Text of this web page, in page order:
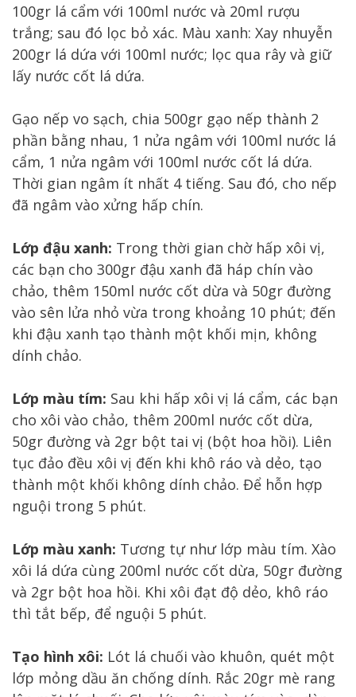
100gr lá cẩm với 100ml nước và 20ml rượu
trắng; sau đó lọc bỏ xác. Màu xanh: Xay nhuyễn
200gr lá dứa với 100ml nước; lọc qua rây và giữ
lấy nước cốt lá dứa.
Gạo nếp vo sạch, chia 500gr gạo nếp thành 2
phần bằng nhau, 1 nửa ngâm với 100ml nước lá
cẩm, 1 nửa ngâm với 100ml nước cốt lá dứa.
Thời gian ngâm ít nhất 4 tiếng. Sau đó, cho nếp
đã ngâm vào xửng hấp chín.
Lớp đậu xanh: Trong thời gian chờ hấp xôi vị,
các bạn cho 300gr đậu xanh đã háp chín vào
chảo, thêm 150ml nước cốt dừa và 50gr đường
vào sên lửa nhỏ vừa trong khoảng 10 phút; đến
khi đậu xanh tạo thành một khối mịn, không
dính chảo.
Lớp màu tím: Sau khi hấp xôi vị lá cẩm, các bạn
cho xôi vào chảo, thêm 200ml nước cốt dừa,
50gr đường và 2gr bột tai vị (bột hoa hồi). Liên
tục đảo đều xôi vị đến khi khô ráo và dẻo, tạo
thành một khối không dính chảo. Để hỗn hợp
nguội trong 5 phút.
Lớp màu xanh: Tương tự như lớp màu tím. Xào
xôi lá dứa cùng 200ml nước cốt dừa, 50gr đường
và 2gr bột hoa hồi. Khi xôi đạt độ dẻo, khô ráo
thì tắt bếp, để nguội 5 phút.
Tạo hình xôi: Lót lá chuối vào khuôn, quét một
lớp mỏng dầu ăn chống dính. Rắc 20gr mè rang